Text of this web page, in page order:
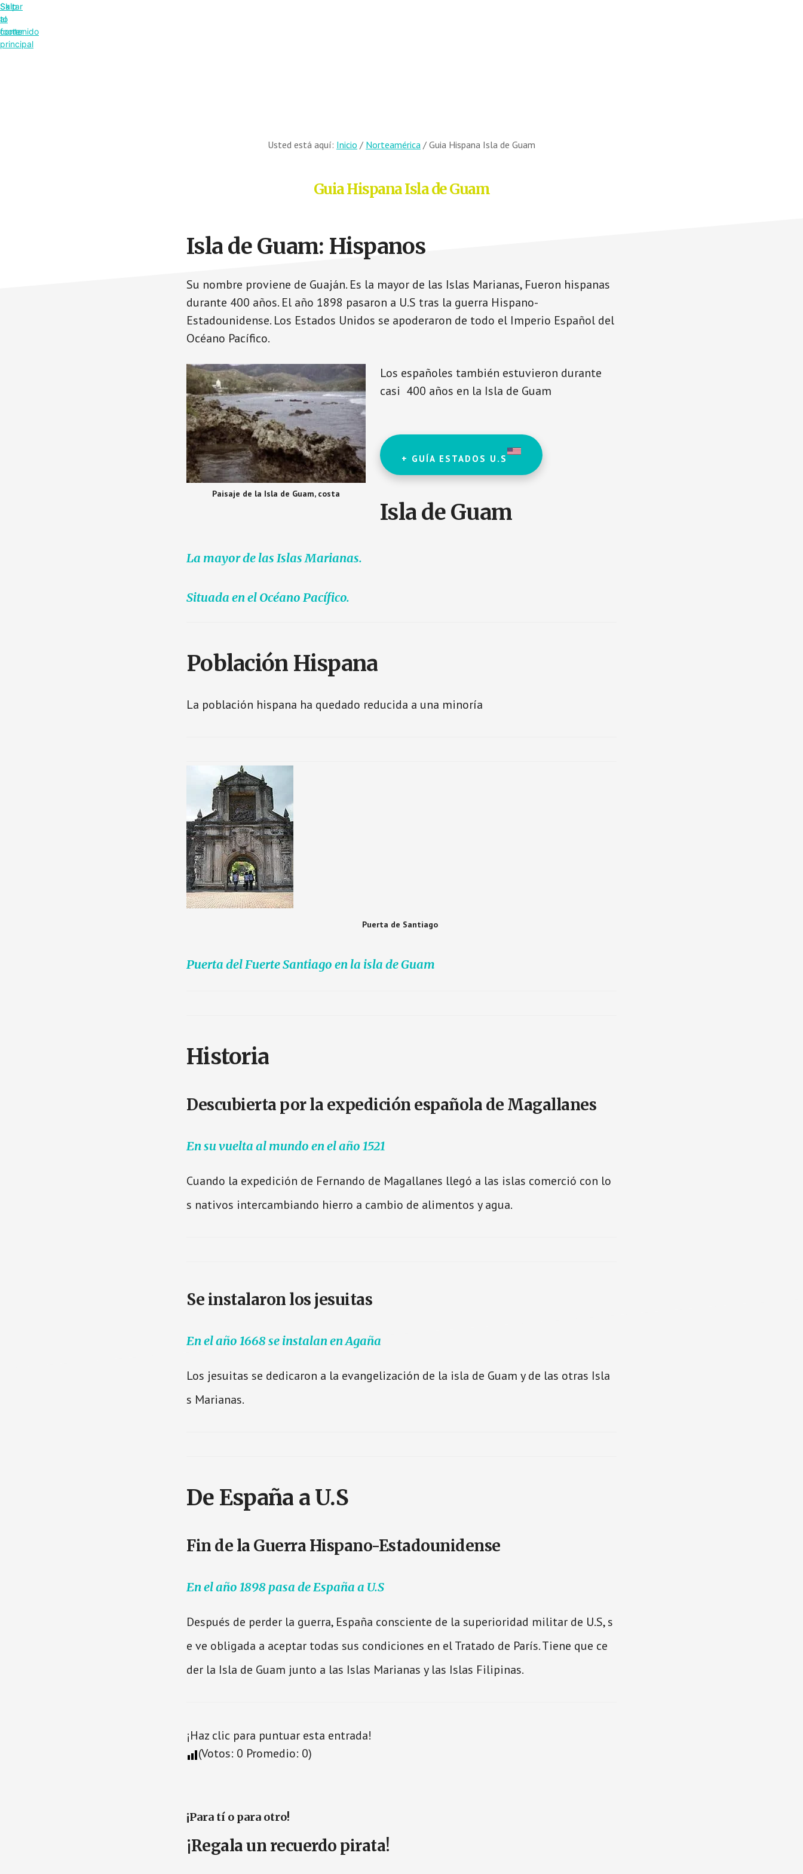
Saltar
al
contenido
principal
Skip
to
footer
Usted está aquí: Inicio / Norteamérica / Guia Hispana Isla de Guam
Guia Hispana Isla de Guam
Isla de Guam: Hispanos
Su nombre proviene de Guaján. Es la mayor de las Islas Marianas, Fueron hispanas
durante 400 años. El año 1898 pasaron a U.S tras la guerra Hispano-
Estadounidense. Los Estados Unidos se apoderaron de todo el Imperio Español del
Océano Pacífico.
Paisaje de la Isla de Guam, costa
Los españoles también estuvieron durante
casi 400 años en la Isla de Guam
+ GUÍA ESTADOS U.S
Isla de Guam
La mayor de las Islas Marianas.
Situada en el Océano Pacífico.
Población Hispana
La población hispana ha quedado reducida a una minoría
Puerta de Santiago
Puerta del Fuerte Santiago en la isla de Guam
Historia
Descubierta por la expedición española de Magallanes
En su vuelta al mundo en el año 1521
Cuando la expedición de Fernando de Magallanes llegó a las islas comerció con lo
s nativos intercambiando hierro a cambio de alimentos y agua.
Se instalaron los jesuitas
En el año 1668 se instalan en Agaña
Los jesuitas se dedicaron a la evangelización de la isla de Guam y de las otras Isla
s Marianas.
De España a U.S
Fin de la Guerra Hispano-Estadounidense
En el año 1898 pasa de España a U.S
Después de perder la guerra, España consciente de la superioridad militar de U.S, s
e ve obligada a aceptar todas sus condiciones en el Tratado de París. Tiene que ce
der la Isla de Guam junto a las Islas Marianas y las Islas Filipinas.
¡Haz clic para puntuar esta entrada!
(Votos: 0 Promedio: 0)
¡Para tí o para otro!
¡Regala un recuerdo pirata!